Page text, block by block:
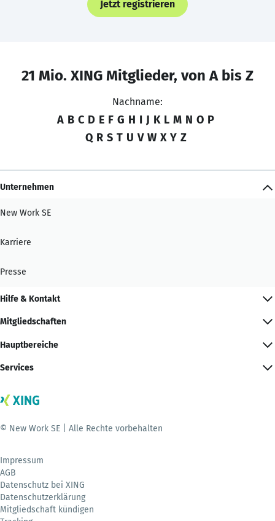
Jetzt registrieren
21 Mio. XING Mitglieder, von A bis Z
Nachname:
A B C D E F G H I J K L M N O P
Q R S T U V W X Y Z
Unternehmen
New Work SE
Karriere
Presse
Hilfe & Kontakt
Mitgliedschaften
Hauptbereiche
Services
© New Work SE | Alle Rechte vorbehalten
Impressum
AGB
Datenschutz bei XING
Datenschutzerklärung
Mitgliedschaft kündigen